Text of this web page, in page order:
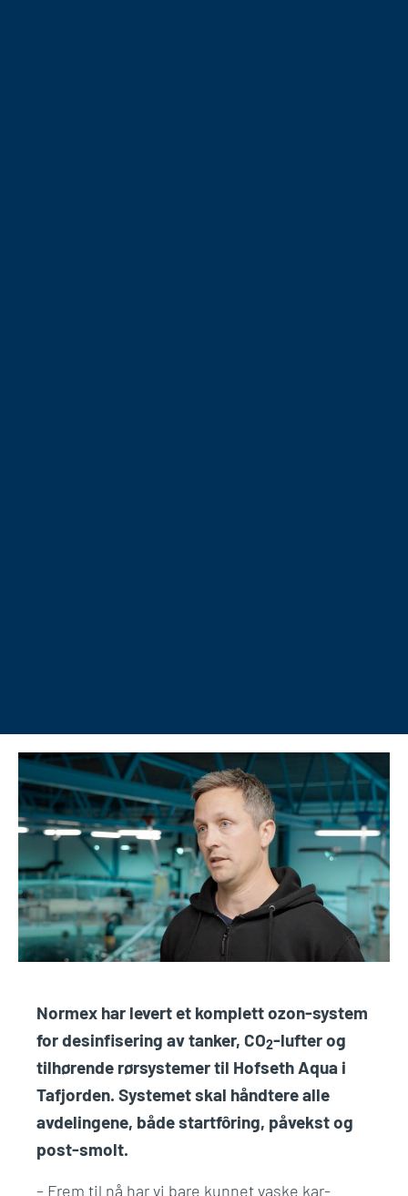
Normex har levert et komplett ozon-system
for desinfisering av tanker, CO2-lufter og
tilhørende rørsystemer til Hofseth Aqua i
Tafjorden. Systemet skal håndtere alle
avdelingene, både startfôring, påvekst og
post-smolt.
– Frem til nå har vi bare kunnet vaske kar-